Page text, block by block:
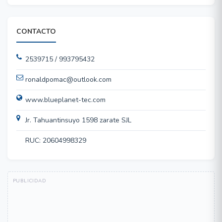
CONTACTO
2539715 / 993795432
ronaldpomac@outlook.com
www.blueplanet-tec.com
Jr. Tahuantinsuyo 1598 zarate SJL
RUC: 20604998329